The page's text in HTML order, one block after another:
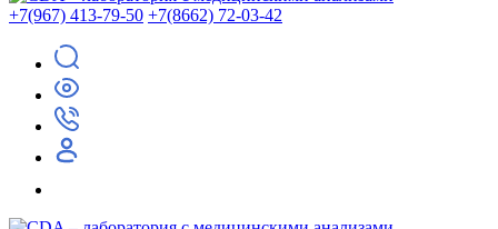
+7(967) 413-79-50 +7(8662) 72-03-42